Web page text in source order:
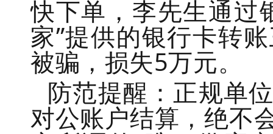
快下单，李先生通过
家”提供的银行卡转
被骗，损失5万元。
防范提醒：正规单
对公账户结算，绝不